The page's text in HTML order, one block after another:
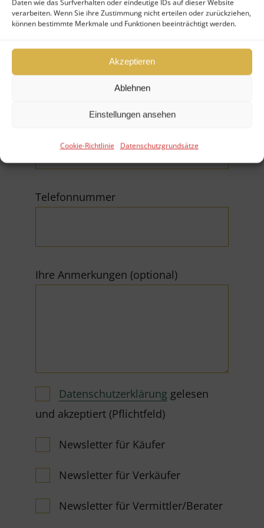
Daten wie das Surfverhalten oder eindeutige IDs auf dieser Website
verarbeiten. Wenn Sie ihre Zustimmung nicht erteilen oder zurückziehen,
können bestimmte Merkmale und Funktionen beeinträchtigt werden.
Akzeptieren
Ablehnen
Einstellungen ansehen
Cookie-Richtlinie Datenschutzgrundsätze
E-Mail (*Pflichtfeld)
Telefonnummer
Ihre Anmerkungen (optional)
Datenschutzerklärung gelesen
und akzeptiert (Pflichtfeld)
Newsletter für Käufer
Newsletter für Verkäufer
Newsletter für Vermittler/Berater